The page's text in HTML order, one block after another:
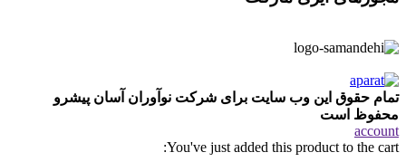
تمام حقوق این وب سایت برای شرکت نوآوران آسان پیشرو
محفوظ است
account
You've just added this product to the cart: